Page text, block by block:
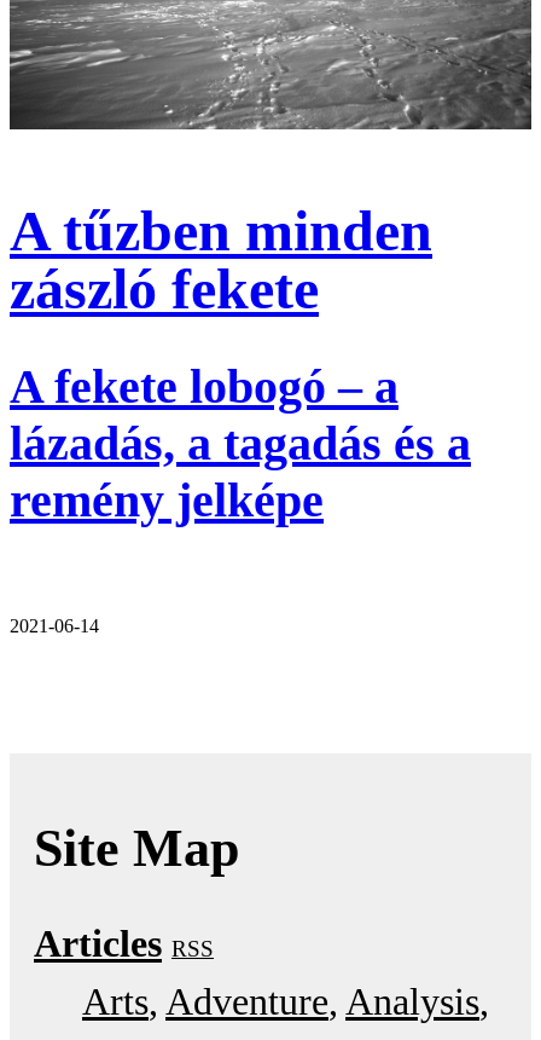
A tűzben minden
zászló fekete
A fekete lobogó – a
lázadás, a tagadás és a
remény jelképe
2021-06-14
Site Map
Articles RSS
Arts Adventure Analysis